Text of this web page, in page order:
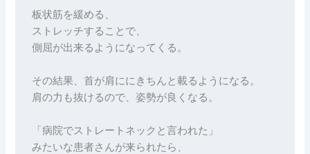
板状筋を緩める、
ストレッチすることで、
側屈が出来るようになってくる。
その結果、首が肩ににきちんと載るようになる。
肩の力も抜けるので、姿勢が良くなる。
「病院でストレートネックと言われた」
みたいな患者さんが来られたら、